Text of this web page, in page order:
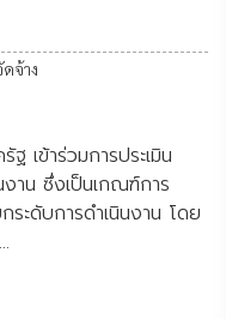
จ้าง
เข้าร่วมการประเมิน
งาน ซึ่งเป็นเกณฑ์การ
ระดับการดำเนินงาน โดย